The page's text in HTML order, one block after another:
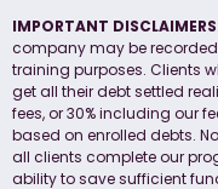
IMPORTANT DISCLAIMERS
company may be
training purposes. Clients
get all their debt settled
fees, or 30% including our
based on enrolled debts.
all clients complete our
ability to save sufficient